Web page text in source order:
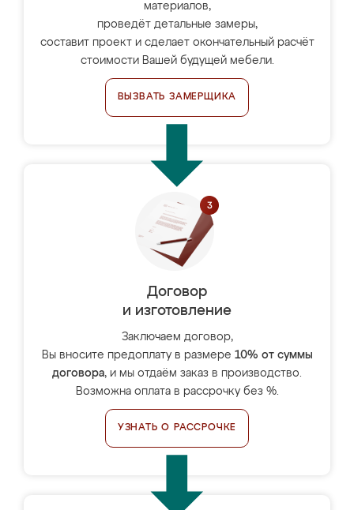
материалов,
проведёт детальные замеры,
составит проект и сделает окончательный расчёт
стоимости Вашей будущей мебели.
ВЫЗВАТЬ ЗАМЕРЩИКА
Договор
и изготовление
Заключаем договор,
Вы вносите предоплату в размере 10% от суммы
договора, и мы отдаём заказ в производство.
Возможна оплата в рассрочку без %.
УЗНАТЬ О РАССРОЧКЕ